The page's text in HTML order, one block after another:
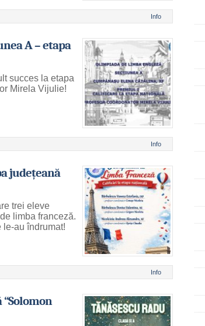
Info
A – etapa
succes la etapa
Mirela Vijulie!
Info
județeană
trei eleve
limba franceză.
le-au îndrumat!
Info